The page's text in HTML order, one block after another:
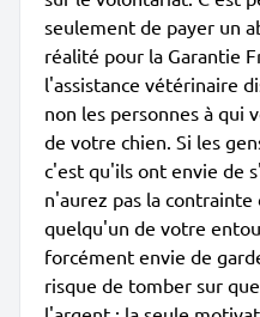
seulement de payer un
réalité pour la Garantie
l'assistance vétérinaire
non les personnes à qui
de votre chien. Si les
c'est qu'ils ont envie de
n'aurez pas la
quelqu'un de votre
forcément envie de
risque de tomber sur